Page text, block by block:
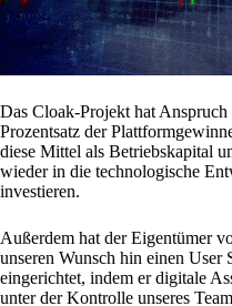
Das Cloak-Projekt hat Anspruch
Prozentsatz der
diese Mittel als Betriebskapital
wieder in die technologische
investieren.
Außerdem hat der Eigentümer
unseren Wunsch hin einen User
eingerichtet, indem er digitale
unter der Kontrolle unseres